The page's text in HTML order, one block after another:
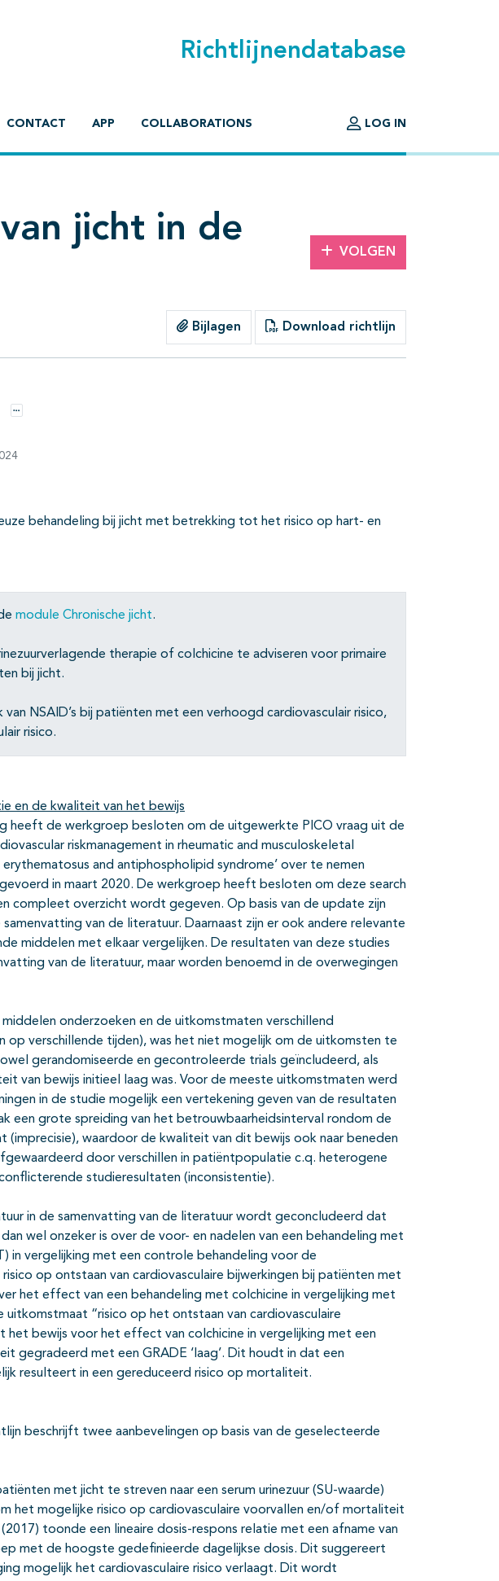
Richtlijnendatabase
CONTACT APP COLLABORATIONS LOG IN
jicht in de
VOLGEN
Bijlagen Download richtlijn
Opties
behandeling bij jicht met betrekking tot het risico op hart- en
module Chronische jicht.
therapie of colchicine te adviseren voor primaire
bij jicht.
NSAID’s bij patiënten met een verhoogd cardiovasculair risico,
risico.
en de kwaliteit van het bewijs
heeft de werkgroep besloten om de uitgewerkte PICO vraag uit de
riskmanagement in rheumatic and musculoskeletal
and antiphospholipid syndrome’ over te nemen
in maart 2020. De werkgroep heeft besloten om deze search
compleet overzicht wordt gegeven. Op basis van de update zijn
van de literatuur. Daarnaast zijn er ook andere relevante
middelen met elkaar vergelijken. De resultaten van deze studies
van de literatuur, maar worden benoemd in de overwegingen
onderzoeken en de uitkomstmaten verschillend
op verschillende tijden), was het niet mogelijk om de uitkomsten te
gerandomiseerde en gecontroleerde trials geïncludeerd, als
van bewijs initieel laag was. Voor de meeste uitkomstmaten werd
in de studie mogelijk een vertekening geven van de resultaten
een grote spreiding van het betrouwbaarheidsinterval rondom de
(imprecisie), waardoor de kwaliteit van dit bewijs ook naar beneden
door verschillen in patiëntpopulatie c.q. heterogene
studieresultaten (inconsistentie).
in de samenvatting van de literatuur wordt geconcludeerd dat
wel onzeker is over de voor- en nadelen van een behandeling met
in vergelijking met een controle behandeling voor de
op ontstaan van cardiovasculaire bijwerkingen bij patiënten met
het effect van een behandeling met colchicine in vergelijking met
“risico op het ontstaan van cardiovasculaire
het bewijs voor het effect van colchicine in vergelijking met een
gegradeerd met een GRADE ‘laag’. Dit houdt in dat een
resulteert in een gereduceerd risico op mortaliteit.
beschrijft twee aanbevelingen op basis van de geselecteerde
met jicht te streven naar een serum urinezuur (SU-waarde)
het mogelijke risico op cardiovasculaire voorvallen en/of mortaliteit
toonde een lineaire dosis-respons relatie met een afname van
met de hoogste gedefinieerde dagelijkse dosis. Dit suggereert
mogelijk het cardiovasculaire risico verlaagt. Dit wordt